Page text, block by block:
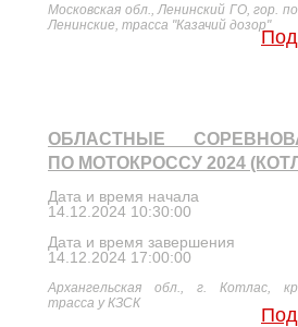
Московская обл., Ленинский ГО, гор.
Ленинские, трасса "Казачий дозор"
ОБЛАСТНЫЕ
ПО МОТОКРОССУ 2024
Дата и время начала
14.12.2024 10:30:00
Дата и время завершения
14.12.2024 17:00:00
Архангельская обл., г. Котлас,
трасса у КЗСК